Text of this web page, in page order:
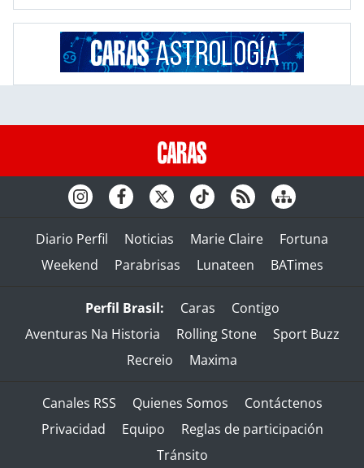
Diario Perfil Noticias Marie Claire
Fortuna
Weekend
Parabrisas Lunateen BATimes
Perfil Brasil: Caras
Contigo
Aventuras Na Historia
Rolling Stone
Sport Buzz
Recreio
Maxima
Canales RSS Quienes Somos
Contáctenos
Privacidad
Equipo
Reglas de participación
Tránsito